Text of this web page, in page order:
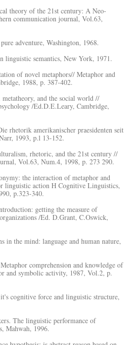
theory of the 21st century: A Neo-
communication journal, Vol.63,
adventure, Washington, 1968.
linguistic semantics, New York, 1971.
of novel metaphors// Metaphor and
1988, p. 387-402.
and the social world //
/Ed.D.E.Leary, Cambridge,
rhetorik amerikanischer praesidenten seit
1993, p.l 13-152.
rhetoric, and the 21st century //
Vol.63, Num.4, 1998, p. 273 290.
the interaction of metaphor and
linguistic action H Cognitive Linguistics,
p.323-340.
getting the measure of
/Ed. D.Grant, C.Oswick,
in the mind: language and human nature,
comprehension and knowledge of
and symbolic activity, 1987, Vol.2, p.
cognitive force and linguistic structure,
The linguistic performance of
Mahwah, 1996.